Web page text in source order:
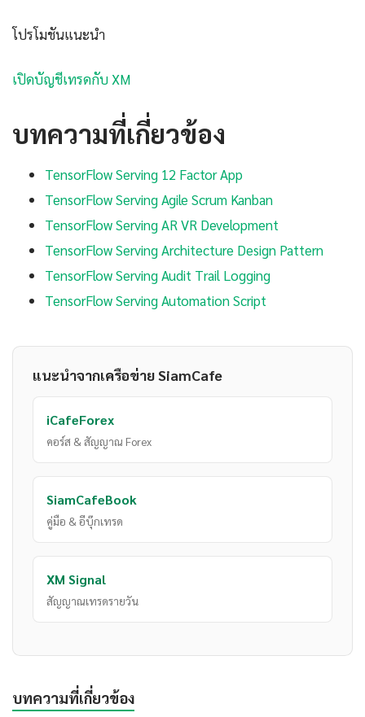
โปรโมชันแนะนำ
เปิดบัญชีเทรดกับ XM
บทความที่เกี่ยวข้อง
TensorFlow Serving 12 Factor App
TensorFlow Serving Agile Scrum Kanban
TensorFlow Serving AR VR Development
TensorFlow Serving Architecture Design Pattern
TensorFlow Serving Audit Trail Logging
TensorFlow Serving Automation Script
แนะนำจากเครือข่าย SiamCafe
iCafeForex
คอร์ส & สัญญาณ Forex
SiamCafeBook
คู่มือ & อีบุ๊กเทรด
XM Signal
สัญญาณเทรดรายวัน
บทความที่เกี่ยวข้อง